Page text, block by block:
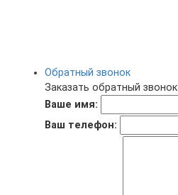
Обратный звонок
Заказать обратный звонок
Ваше имя:
Ваш телефон: